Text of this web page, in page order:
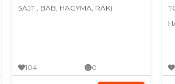
SAJT , BAB, HAGYMA, RÁK)
104 0